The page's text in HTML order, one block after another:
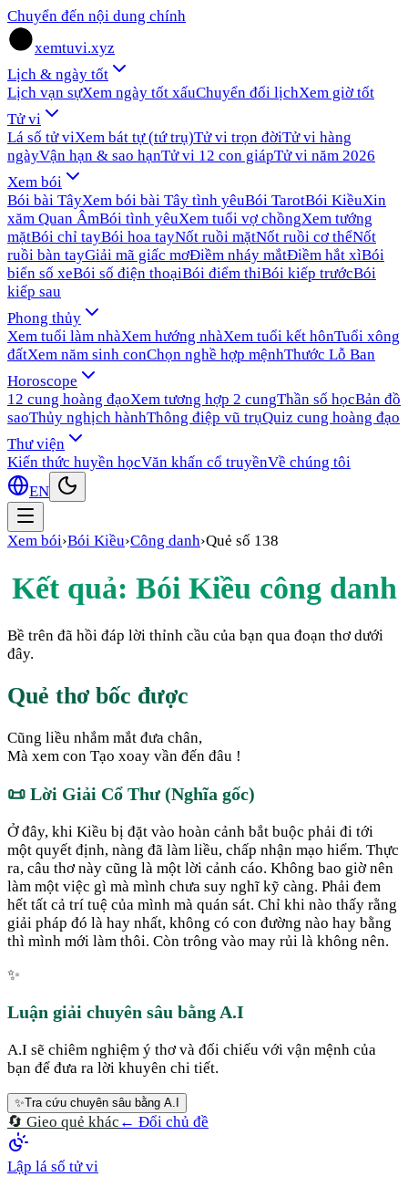
Chuyển đến nội dung chính
xemtuvi.xyz
Lịch & ngày tốt
Lịch vạn sựXem ngày tốt xấuChuyển đổi lịchXem giờ tốt
Tử vi
Lá số tử viXem bát tự (tứ trụ)Tử vi trọn đờiTử vi hàng
ngàyVận hạn & sao hạnTử vi 12 con giápTử vi năm 2026
Xem bói
Bói bài TâyXem bói bài Tây tình yêuBói TarotBói KiềuXin
xăm Quan ÂmBói tình yêuXem tuổi vợ chồngXem tướng
mặtBói chỉ tayBói hoa tayNốt ruồi mặtNốt ruồi cơ thểNốt
ruồi bàn tayGiải mã giấc mơĐiềm nháy mắtĐiềm hắt xìBói
biển số xeBói số điện thoạiBói điểm thiBói kiếp trướcBói
kiếp sau
Phong thủy
Xem tuổi làm nhàXem hướng nhàXem tuổi kết hônTuổi xông
đấtXem năm sinh conChọn nghề hợp mệnhThước Lỗ Ban
Horoscope
12 cung hoàng đạoXem tương hợp 2 cungThần số họcBản đồ
saoThủy nghịch hànhThông điệp vũ trụQuiz cung hoàng đạo
Thư viện
Kiến thức huyền họcVăn khấn cổ truyềnVề chúng tôi
EN
Xem bói›Bói Kiều›Công danh›Quẻ số 138
Kết quả: Bói Kiều công danh
Bề trên đã hồi đáp lời thỉnh cầu của bạn qua đoạn thơ dưới
đây.
Quẻ thơ bốc được
Cũng liều nhắm mắt đưa chân,
Mà xem con Tạo xoay vần đến đâu !
📜 Lời Giải Cổ Thư (Nghĩa gốc)
Ở đây, khi Kiều bị đặt vào hoàn cảnh bắt buộc phải đi tới
một quyết định, nàng đã làm liều, chấp nhận mạo hiểm. Thực
ra, câu thơ này cũng là một lời cảnh cáo. Không bao giờ nên
làm một việc gì mà mình chưa suy nghĩ kỹ càng. Phải đem
hết tất cả trí tuệ của mình mà quán sát. Chỉ khi nào thấy rằng
giải pháp đó là hay nhất, không có con đường nào hay bằng
thì mình mới làm thôi. Còn trông vào may rủi là không nên.
✨
Luận giải chuyên sâu bằng A.I
A.I sẽ chiêm nghiệm ý thơ và đối chiếu với vận mệnh của
bạn để đưa ra lời khuyên chi tiết.
✨Tra cứu chuyên sâu bằng A.I
🔄 Gieo quẻ khác ← Đổi chủ đề
Lập lá số tử vi